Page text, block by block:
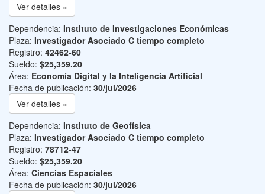
Ver detalles »
Dependencia: Instituto de Investigaciones Económicas
Plaza: Investigador Asociado C tiempo completo
Registro: 42462-60
Sueldo: $25,359.20
Área: Economía Digital y la Inteligencia Artificial
Fecha de publicación: 30/jul/2026
Ver detalles »
Dependencia: Instituto de Geofísica
Plaza: Investigador Asociado C tiempo completo
Registro: 78712-47
Sueldo: $25,359.20
Área: Ciencias Espaciales
Fecha de publicación: 30/jul/2026